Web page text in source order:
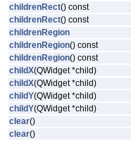
childrenRect() const
childrenRect() const
childrenRegion
childrenRegion() const
childrenRegion() const
childX(QWidget *child)
childX(QWidget *child)
childY(QWidget *child)
childY(QWidget *child)
clear()
clear()